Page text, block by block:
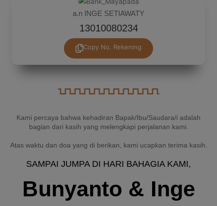
a.n INGE SETIAWATY
13010080234
Copy No. Rekening
Kami percaya bahwa kehadiran Bapak/Ibu/Saudara/i adalah
bagian dari kasih yang melengkapi perjalanan kami.
Atas waktu dan doa yang di berikan, kami ucapkan terima kasih.
SAMPAI JUMPA DI HARI BAHAGIA KAMI,
Bunyanto & Inge